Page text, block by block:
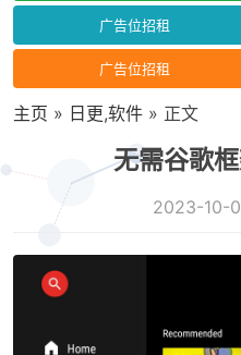
广告位招租
广告位招租
主页 » 日更,软件 » 正文
无需谷歌
2023-10-